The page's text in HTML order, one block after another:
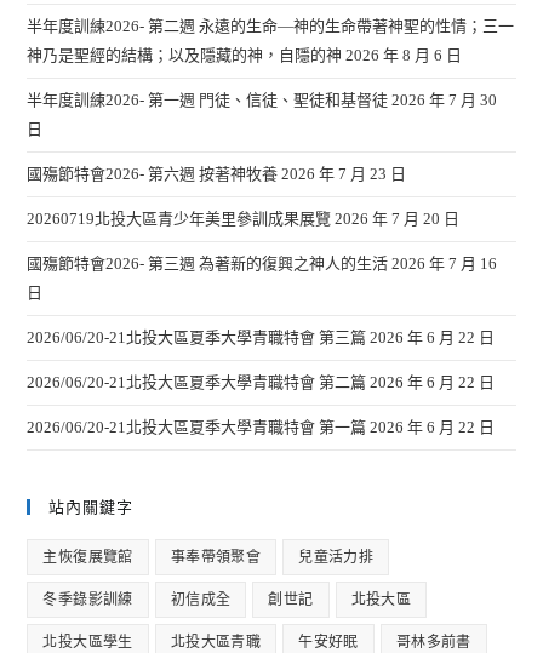
半年度訓練2026- 第二週 永遠的生命—神的生命帶著神聖的性情；三一
神乃是聖經的結構；以及隱藏的神，自隱的神 2026 年 8 月 6 日
半年度訓練2026- 第一週 門徒、信徒、聖徒和基督徒 2026 年 7 月 30
日
國殤節特會2026- 第六週 按著神牧養 2026 年 7 月 23 日
20260719北投大區青少年美里參訓成果展覽 2026 年 7 月 20 日
國殤節特會2026- 第三週 為著新的復興之神人的生活 2026 年 7 月 16
日
2026/06/20-21北投大區夏季大學青職特會 第三篇 2026 年 6 月 22 日
2026/06/20-21北投大區夏季大學青職特會 第二篇 2026 年 6 月 22 日
2026/06/20-21北投大區夏季大學青職特會 第一篇 2026 年 6 月 22 日
站內關鍵字
主恢復展覽館 事奉帶領聚會 兒童活力排
冬季錄影訓練 初信成全 創世記 北投大區
北投大區學生 北投大區青職 午安好眠 哥林多前書